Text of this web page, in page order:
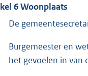
6 Woonplaats
De
Burgemeester en
het gevoelen in van